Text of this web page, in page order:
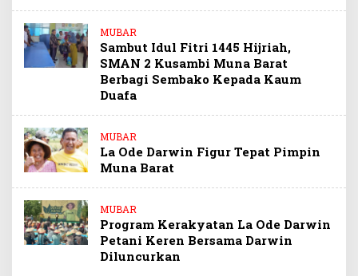
MUBAR
Sambut Idul Fitri 1445 Hijriah,
SMAN 2 Kusambi Muna Barat
Berbagi Sembako Kepada Kaum
Duafa
MUBAR
La Ode Darwin Figur Tepat Pimpin
Muna Barat
MUBAR
Program Kerakyatan La Ode Darwin
Petani Keren Bersama Darwin
Diluncurkan